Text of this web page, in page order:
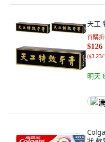
天工
首購
$126
($3.23/
明天